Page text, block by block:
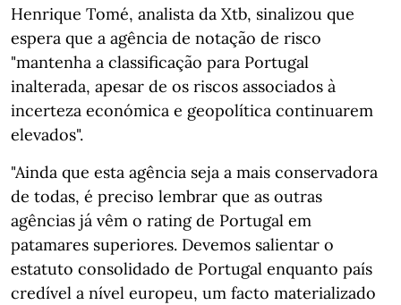
Henrique Tomé, analista da Xtb, sinalizou que
espera que a agência de notação de risco
"mantenha a classificação para Portugal
inalterada, apesar de os riscos associados à
incerteza económica e geopolítica continuarem
elevados".
"Ainda que esta agência seja a mais conservadora
de todas, é preciso lembrar que as outras
agências já vêm o rating de Portugal em
patamares superiores. Devemos salientar o
estatuto consolidado de Portugal enquanto país
credível a nível europeu, um facto materializado